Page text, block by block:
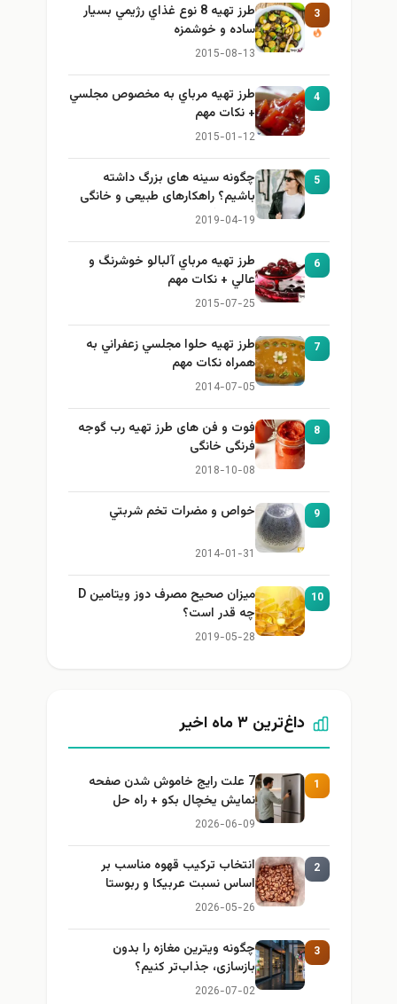
3
طرز تهيه 8 نوع غذاي رژيمي بسيار
ساده و خوشمزه
2015-08-13
4
طرز تهيه مرباي به مخصوص مجلسي
+ نكات مهم
2015-01-12
5
چگونه سینه های بزرگ داشته
باشیم؟ راهکارهای طبیعی و خانگی
برای بزرگ کردن سینه
2019-04-19
6
طرز تهيه مرباي آلبالو خوشرنگ و
عالي + نكات مهم
2015-07-25
7
طرز تهيه حلوا مجلسي زعفراني به
همراه نكات مهم
2014-07-05
8
فوت و فن های طرز تهیه رب گوجه
فرنگی خانگی
2018-10-08
9 خواص و مضرات تخم شربتي
2014-01-31
10
میزان صحیح مصرف دوز ویتامین D
چه قدر است؟
2019-05-28
داغ‌ترین ۳ ماه اخیر
1
7 علت رایج خاموش شدن صفحه
نمایش یخچال بکو + راه حل
2026-06-09
2
انتخاب ترکیب قهوه مناسب بر
اساس نسبت عربیکا و ربوستا
2026-05-26
3
چگونه ویترین مغازه را بدون
بازسازی، جذاب‌تر کنیم؟
2026-07-02